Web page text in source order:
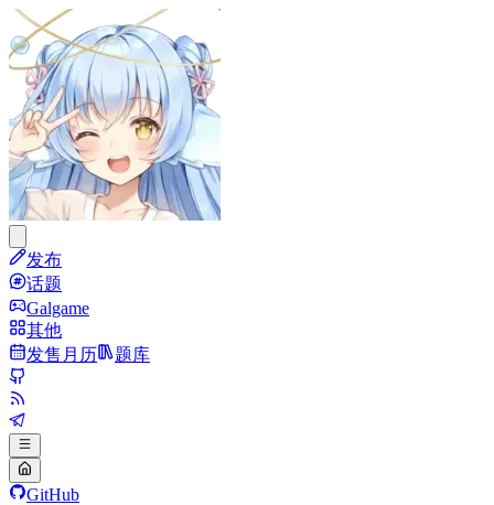
发布
话题
Galgame
其他
发售月历
题库
GitHub